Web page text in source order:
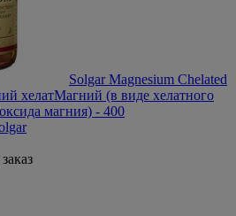
Solgar Magnesium Chelated
хелатМагний (в виде хелатного
магния) - 400